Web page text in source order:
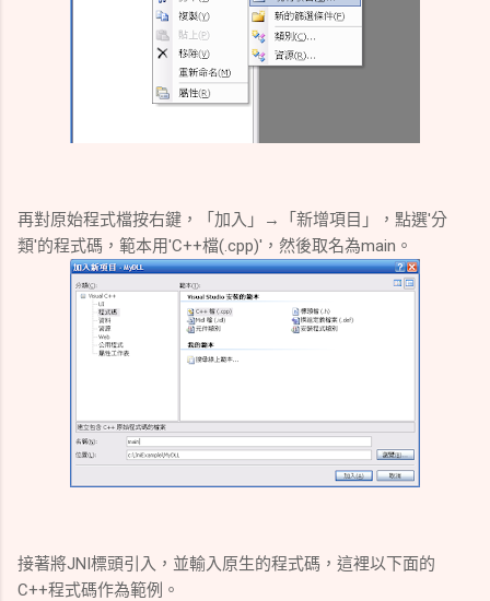
再對原始程式檔按右鍵，「加入」→「新增項目」，點選'分
類'的程式碼，範本用'C++檔(.cpp)'，然後取名為main。
接著將JNI標頭引入，並輸入原生的程式碼，這裡以下面的
C++程式碼作為範例。